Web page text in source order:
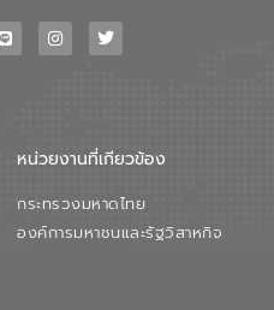
หน่วยงานที่เกียวข้อง
กระทรวงมหาดไทย
องค์การมหาชนและรัฐวิสาหกิจ